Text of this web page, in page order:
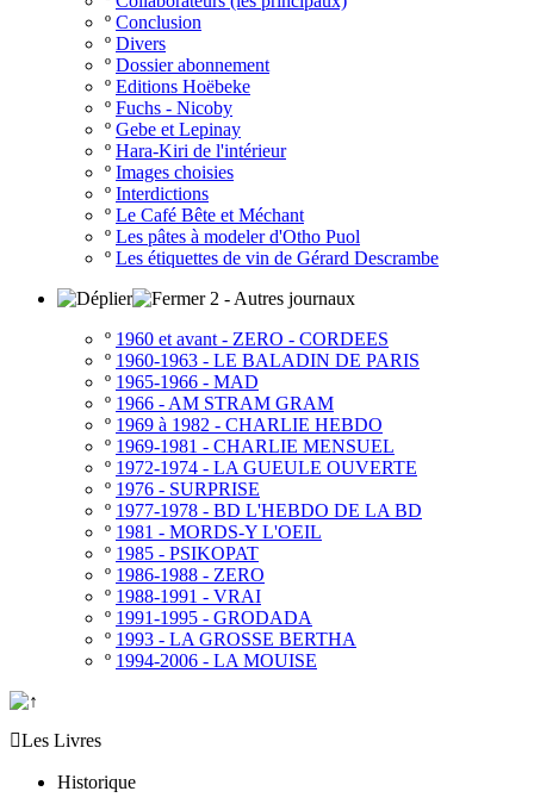
º Conclusion
º Divers
º Dossier abonnement
º Editions Hoëbeke
º Fuchs - Nicoby
º Gebe et Lepinay
º Hara-Kiri de l'intérieur
º Images choisies
º Interdictions
º Le Café Bête et Méchant
º Les pâtes à modeler d'Otho Puol
º Les étiquettes de vin de Gérard Descrambe
2 - Autres journaux
º 1960 et avant - ZERO - CORDEES
º 1960-1963 - LE BALADIN DE PARIS
º 1965-1966 - MAD
º 1966 - AM STRAM GRAM
º 1969 à 1982 - CHARLIE HEBDO
º 1969-1981 - CHARLIE MENSUEL
º 1972-1974 - LA GUEULE OUVERTE
º 1976 - SURPRISE
º 1977-1978 - BD L'HEBDO DE LA BD
º 1981 - MORDS-Y L'OEIL
º 1985 - PSIKOPAT
º 1986-1988 - ZERO
º 1988-1991 - VRAI
º 1991-1995 - GRODADA
º 1993 - LA GROSSE BERTHA
º 1994-2006 - LA MOUISE
Les Livres
Historique